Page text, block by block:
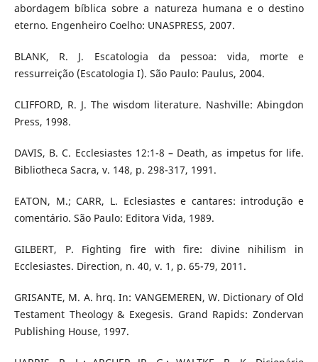
abordagem bíblica sobre a natureza humana e o destino
eterno. Engenheiro Coelho: UNASPRESS, 2007.
BLANK, R. J. Escatologia da pessoa: vida, morte e
ressurreição (Escatologia I). São Paulo: Paulus, 2004.
CLIFFORD, R. J. The wisdom literature. Nashville: Abingdon
Press, 1998.
DAVIS, B. C. Ecclesiastes 12:1-8 – Death, as impetus for life.
Bibliotheca Sacra, v. 148, p. 298-317, 1991.
EATON, M.; CARR, L. Eclesiastes e cantares: introdução e
comentário. São Paulo: Editora Vida, 1989.
GILBERT, P. Fighting fire with fire: divine nihilism in
Ecclesiastes. Direction, n. 40, v. 1, p. 65-79, 2011.
GRISANTE, M. A. hrq. In: VANGEMEREN, W. Dictionary of Old
Testament Theology & Exegesis. Grand Rapids: Zondervan
Publishing House, 1997.